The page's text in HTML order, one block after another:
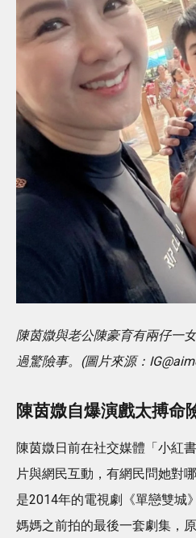
陳茵媺與老公陳豪育有兩仔一
過驚險事。(圖片來源：
陳茵媺自爆演戲太搏命
陳茵媺日前在社交媒體「小紅
片與網民互動，有網民問她對
是2014年的電視劇《單戀雙城
媽媽之前拍的最後一套劇集，